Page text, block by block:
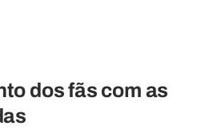
dos fãs com as